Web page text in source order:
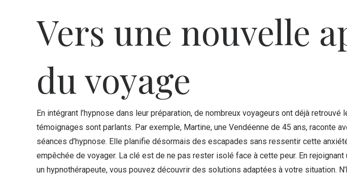
Vers une nouvelle
du voyage
En intégrant l’hypnose dans leur préparation, de nombreux voyageurs ont déjà retrouvé
témoignages sont parlants. Par exemple, Martine, une Vendéenne de 45 ans, raconte
séances d’hypnose. Elle planifie désormais des escapades sans ressentir cette
empêchée de voyager. La clé est de ne pas rester isolé face à cette peur. En
un hypnothérapeute, vous pouvez découvrir des solutions adaptées à votre situation.